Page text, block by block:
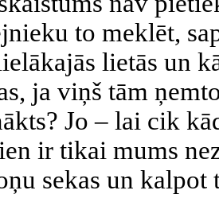
to meklēt,
lietās un
ja viņš tām
Jo – lai cik
ir tikai mums
sekas un